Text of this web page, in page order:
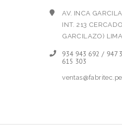
AV. INCA
INT. 213
GARCILAZO)
934 943 692 / 947
615 303
ventas@fabritec.pe